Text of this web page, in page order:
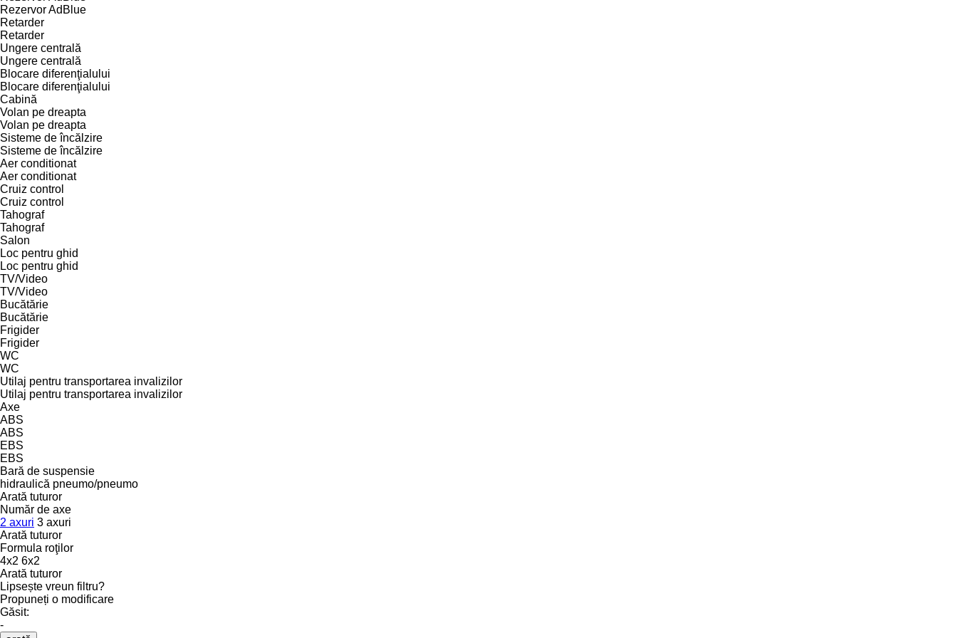
Rezervor AdBlue
Retarder
Retarder
Ungere centrală
Ungere centrală
Blocare diferenţialului
Blocare diferenţialului
Cabină
Volan pe dreapta
Volan pe dreapta
Sisteme de încălzire
Sisteme de încălzire
Aer conditionat
Aer conditionat
Cruiz control
Cruiz control
Tahograf
Tahograf
Salon
Loc pentru ghid
Loc pentru ghid
TV/Video
TV/Video
Bucătărie
Bucătărie
Frigider
Frigider
WC
WC
Utilaj pentru transportarea invalizilor
Utilaj pentru transportarea invalizilor
Axe
ABS
ABS
EBS
EBS
Bară de suspensie
hidraulică pneumo/pneumo
Arată tuturor
Număr de axe
2 axuri 3 axuri
Arată tuturor
Formula roţilor
4x2 6x2
Arată tuturor
Lipsește vreun filtru?
Propuneți o modificare
Găsit:
-